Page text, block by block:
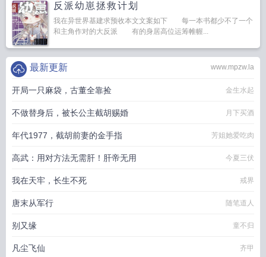
反派幼崽拯救计划
我在异世界基建求预收本文文案如下 每一本书都少不了一个
和主角作对的大反派 有的身居高位运筹帷幄...
www.mpzw.la
最新更新
开局一只麻袋，古董全靠捡 金生水起
不做替身后，被长公主截胡赐婚 月下买酒
年代1977，截胡前妻的金手指 芳姐她爱吃肉
高武：用对方法无需肝！肝帝无用 今夏三伏
我在天牢，长生不死 戒界
唐末从军行 随笔道人
别又缘 童不归
凡尘飞仙 齐甲